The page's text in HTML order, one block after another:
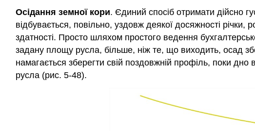
Осідання земної кори. Єдиний спосіб отримати дійсно
відбувається, повільно, уздовж деякої досяжності
здатності. Просто шляхом простого ведення
задану площу русла, більше, ніж те, що виходить, осад
намагається зберегти свій поздовжній профіль, поки
русла (рис. 5-48).